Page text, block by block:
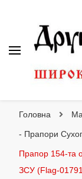
Головна
- Прапори
Прапор 154-та
ЗСУ (Flag-